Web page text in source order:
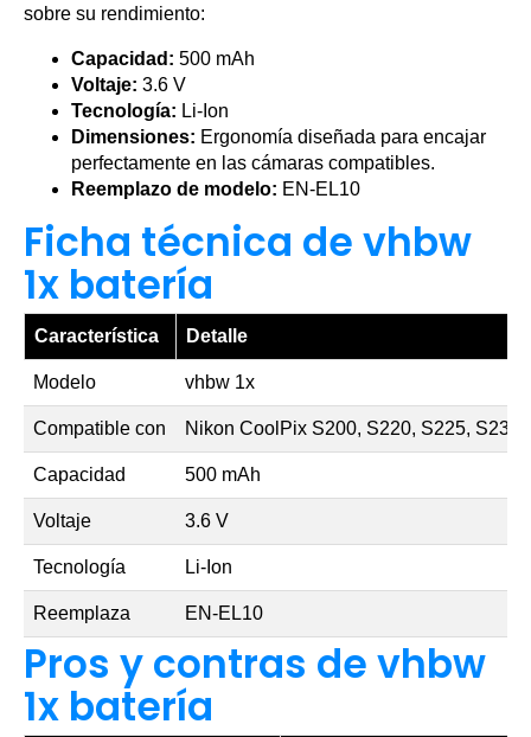
sobre su rendimiento:
Capacidad: 500 mAh
Voltaje: 3.6 V
Tecnología: Li-Ion
Dimensiones: Ergonomía diseñada para encajar
perfectamente en las cámaras compatibles.
Reemplazo de modelo: EN-EL10
Ficha técnica de vhbw
1x batería
Característica Detalle
Modelo vhbw 1x
Compatible con Nikon CoolPix S200, S220, S225,
Capacidad 500 mAh
Voltaje 3.6 V
Tecnología Li-Ion
Reemplaza EN-EL10
Pros y contras de vhbw
1x batería